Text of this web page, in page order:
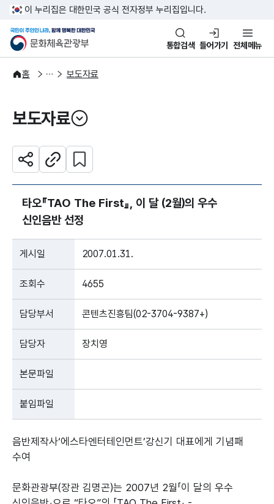
본문 바로가기
주메뉴 바로가기
이 누리집은 대한민국 공식 전자정부 누리집입니다.
문화체육관광부
국민이 주인인 나라, 함께 행복
통합검색 들어가기 전체메뉴
홈
알림·소식
보도·뉴스 보도자료
보도자료
열기
공유하기주소복사
관심 콘텐츠 설정하기
타오『TAO The First』, 이 달 (2월)의 우수
신인음반 선정
게시일 2007.01.31.
조회수 4655
담당부서 콘텐츠진흥팀(02-3704-9387+)
담당자 장치영
본문파일
붙임파일
음반제작사‘에스타엔터테인먼트’강신기 대표에게 기념패
수여
문화관광부(장관 김명곤)는 2007년 2월「이 달의 우수